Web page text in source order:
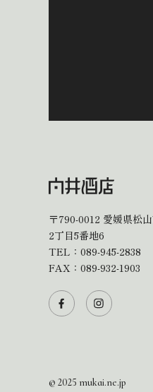
〒790-0012 愛媛県松
2丁目5番地6
TEL： 089-945-2838
FAX：089-932-1903
© 2025 mukai.ne.jp